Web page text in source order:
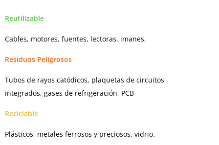
Reutilizable
Cables, motores, fuentes, lectoras, imanes.
Residuos Peligrosos
Tubos de rayos catódicos, plaquetas de circuitos
integrados, gases de refrigeración, PCB
Reciclable
Plásticos, metales ferrosos y preciosos, vidrio.